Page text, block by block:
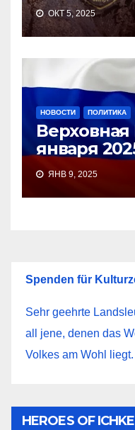
ОКТ 5, 2025
НОВОСТИ ПОЛИТИКА
января
ЯНВ 9, 2025
Spenden für
Sehr geehrte
all jene, denen das
Volkes am Wohl
HEROES OF